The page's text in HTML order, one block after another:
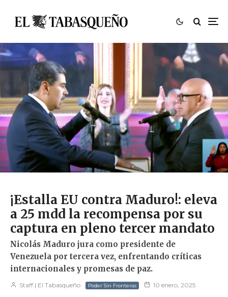
¡Estalla EU contra Maduro!: eleva
a 25 mdd la recompensa por su
captura en pleno tercer mandato
Nicolás Maduro jura como presidente de
Venezuela por tercera vez, enfrentando críticas
internacionales y promesas de paz.
Staff | El Tabasqueño Poder Sin Fronteras 10 enero, 2025